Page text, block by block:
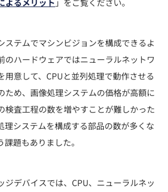
ステムでマシンビジョンを構成できるよ
のハードウェアではニューラルネットワ
用意して、CPUと並列処理で動作させる
ため、画像処理システムの価格が高額に
検査工程の数を増やすことが難しかった
理システムを構成する部品の数が多くな
題もありました。
ジデバイスでは、CPU、ニューラルネッ